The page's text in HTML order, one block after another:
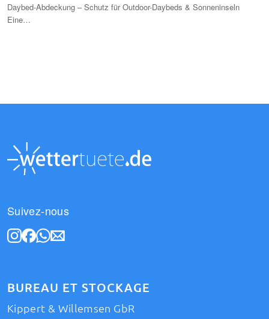
Daybed-Abdeckung – Schutz für Outdoor-Daybeds & Sonneninseln
Eine…
Suivez-nous
BUREAU ET STOCKAGE
Kippert & Willemsen GbR